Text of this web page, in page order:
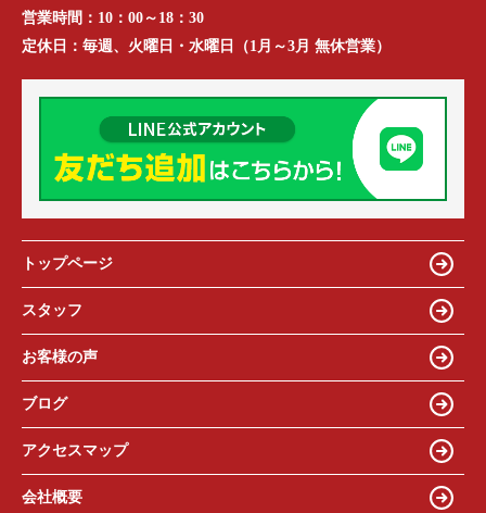
営業時間： 10：00～18：30
定休日： 毎週、火曜日・水曜日（1月～3月 無休営業）
トップページ
スタッフ
お客様の声
ブログ
アクセスマップ
会社概要